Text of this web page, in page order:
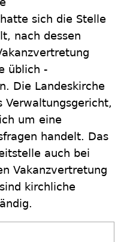
sich die Stelle
nach dessen
üblich -
Die Landeskirche
um eine
handelt. Das
auch bei
Vakanzvertretung
kirchliche